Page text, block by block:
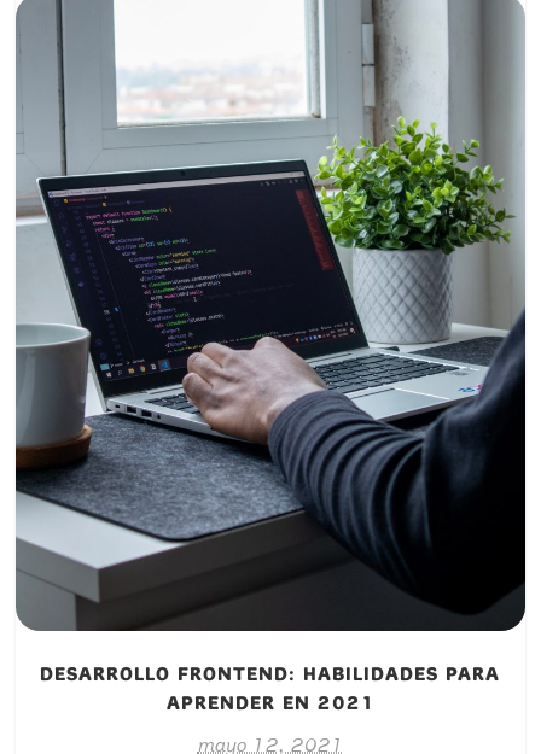
DESARROLLO FRONTEND: HABILIDADES PARA
APRENDER EN 2021
mayo 12, 2021